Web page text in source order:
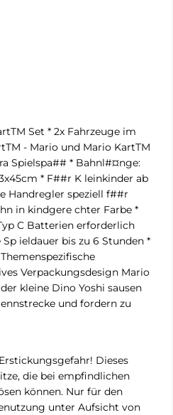
Set * 2x Fahrzeuge im
- Mario und Mario KartTM
Spielspa## * Bahnl#¤nge:
* F##r K leinkinder ab
Handregler speziell f##r
in kindgere chter Farbe *
C Batterien erforderlich
ieldauer bis zu 6 Stunden *
Verpackungsdesign Mario
kleine Dino Yoshi sausen
und fordern zu
Dieses
die bei empfindlichen
können. Nur für den
unter Aufsicht von